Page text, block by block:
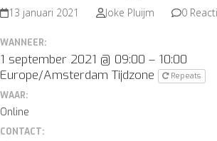
13 januari 2021 Joke Pluijm 0
WANNEER:
1 september 2021 @ 09:00 – 10:00
Europe/Amsterdam Tijdzone
Repeats
WAAR:
Online
CONTACT: